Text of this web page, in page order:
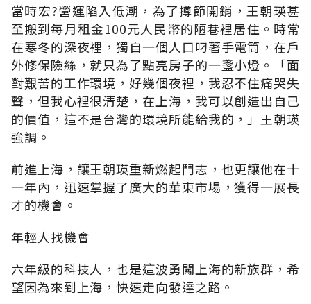
當時宏?營運陷入低潮，為了撙節開銷，王朝瑛甚
至搬到每月租金100元人民幣的陋巷裡居住。時常
在寒冬的深夜裡，獨自一個人口叼著手電筒，在戶
外修保險絲，就只為了點亮房子的一盞小燈。「面
對艱苦的工作環境，好幾個夜裡，我忍不住痛哭失
聲，但我心裡很清楚，在上海，我可以創造出自己
的價值，這不是台灣的環境所能給我的，」王朝瑛
強調。
前進上海，讓王朝瑛重新燃起鬥志，也更讓他在十
一年內，迅速掌握了廣大的華東市場，獲得一展長
才的機會。
年輕人找機會
六年級的科技人，也是這波勇闖上海的新族群，希
望因為來到上海，快速走向發達之路。